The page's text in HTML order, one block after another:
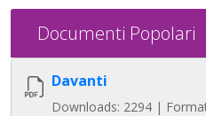
Documenti Popolari
Davanti
Downloads: 2294 |